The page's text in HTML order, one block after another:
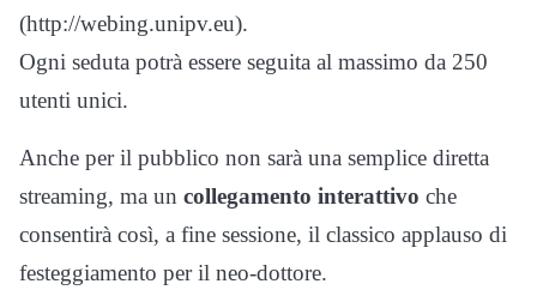
(http://webing.unipv.eu).
Ogni seduta potrà essere seguita al massimo da 250
utenti unici.
Anche per il pubblico non sarà una semplice diretta
streaming, ma un collegamento interattivo che
consentirà così, a fine sessione, il classico applauso di
festeggiamento per il neo-dottore.